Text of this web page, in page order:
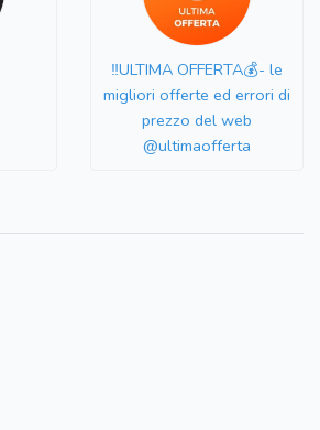
‼️ULTIMA OFFERTA💰- le
migliori offerte ed errori di
prezzo del web
@ultimaofferta